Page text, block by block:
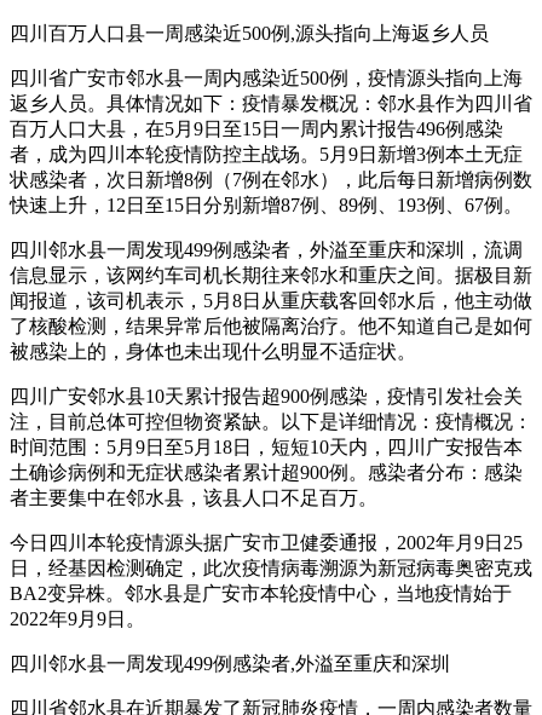
四川百万人口县一周感染近500例,源头指向上海返乡人员
四川省广安市邻水县一周内感染近500例，疫情源头指向上海
返乡人员。具体情况如下：疫情暴发概况：邻水县作为四川省
百万人口大县，在5月9日至15日一周内累计报告496例感染
者，成为四川本轮疫情防控主战场。5月9日新增3例本土无症
状感染者，次日新增8例（7例在邻水），此后每日新增病例数
快速上升，12日至15日分别新增87例、89例、193例、67例。
四川邻水县一周发现499例感染者，外溢至重庆和深圳，流调
信息显示，该网约车司机长期往来邻水和重庆之间。据极目新
闻报道，该司机表示，5月8日从重庆载客回邻水后，他主动做
了核酸检测，结果异常后他被隔离治疗。他不知道自己是如何
被感染上的，身体也未出现什么明显不适症状。
四川广安邻水县10天累计报告超900例感染，疫情引发社会关
注，目前总体可控但物资紧缺。以下是详细情况：疫情概况：
时间范围：5月9日至5月18日，短短10天内，四川广安报告本
土确诊病例和无症状感染者累计超900例。感染者分布：感染
者主要集中在邻水县，该县人口不足百万。
今日四川本轮疫情源头据广安市卫健委通报，2002年月9日25
日，经基因检测确定，此次疫情病毒溯源为新冠病毒奥密克戎
BA2变异株。邻水县是广安市本轮疫情中心，当地疫情始于
2022年9月9日。
四川邻水县一周发现499例感染者,外溢至重庆和深圳
四川省邻水县在近期暴发了新冠肺炎疫情，一周内感染者数量